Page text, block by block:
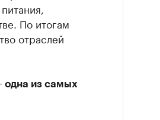
По итогам
отраслей
одна из самых